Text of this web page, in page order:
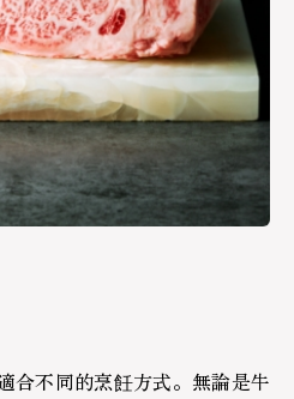
合不同的烹飪方式。無論是牛